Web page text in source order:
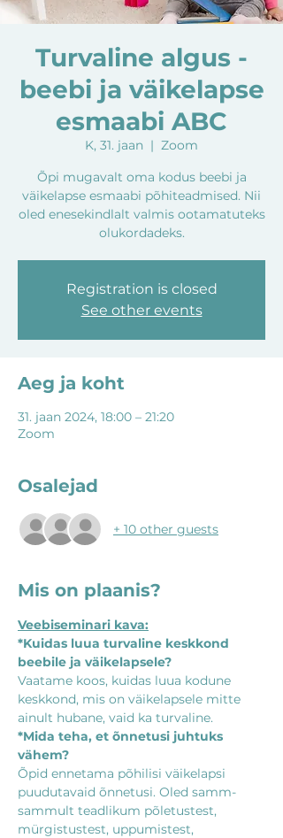
Turvaline algus -
beebi ja väikelapse
esmaabi ABC
K, 31. jaan
  |
Zoom
Õpi mugavalt oma kodus beebi ja
väikelapse esmaabi põhiteadmised. Nii
oled enesekindlalt valmis ootamatuteks
olukordadeks.
Registration is closed
See other events
Aeg ja koht
31. jaan 2024, 18:00 – 21:20
Zoom
Osalejad
+ 10 other guests
Mis on plaanis?
Veebiseminari kava:
*Kuidas luua turvaline keskkond
beebile ja väikelapsele?
Vaatame koos, kuidas luua kodune
keskkond, mis on väikelapsele mitte
ainult hubane, vaid ka turvaline.
*Mida teha, et õnnetusi juhtuks
vähem?
Õpid ennetama põhilisi väikelapsi
puudutavaid õnnetusi. Oled samm-
sammult teadlikum põletustest,
mürgistustest, uppumistest,